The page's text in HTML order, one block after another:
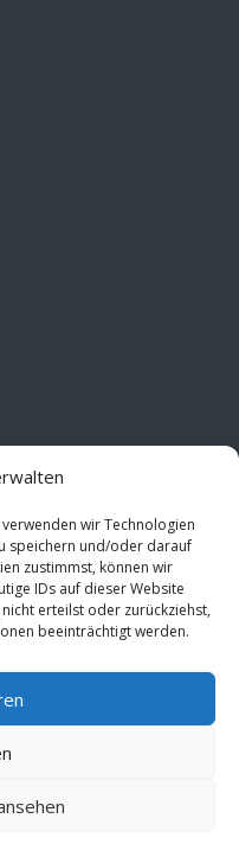
wir Technologien
speichern und/oder darauf
zustimmst, können wir
IDs auf dieser Website
erteilst oder zurückziehst,
beeinträchtigt werden.
Impulse und
Jetzt
vorbehalten.